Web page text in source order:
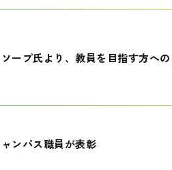
ープ氏より、教員を目指す方へ
ンパス職員が表彰